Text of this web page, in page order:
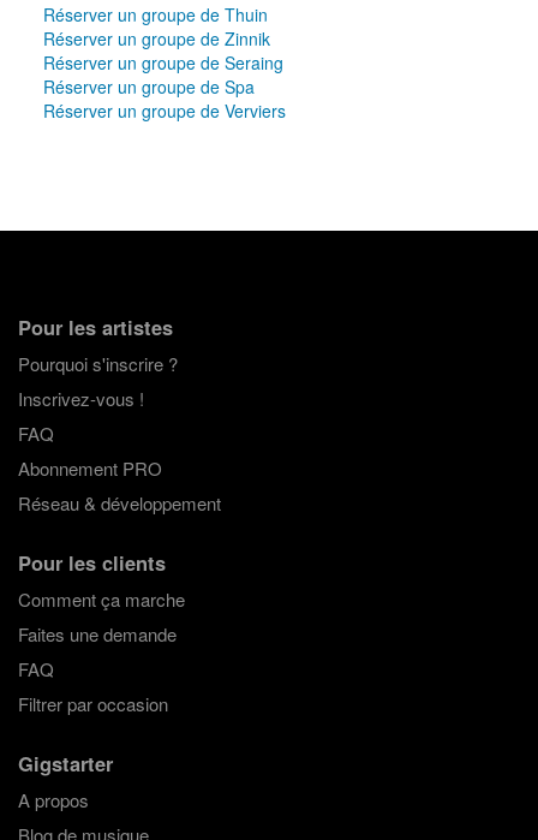
Réserver un groupe de Thuin
Réserver un groupe de Zinnik
Réserver un groupe de Seraing
Réserver un groupe de Spa
Réserver un groupe de Verviers
Pour les artistes
Pourquoi s'inscrire ?
Inscrivez-vous !
FAQ
Abonnement PRO
Réseau & développement
Pour les clients
Comment ça marche
Faites une demande
FAQ
Filtrer par occasion
Gigstarter
A propos
Blog de musique